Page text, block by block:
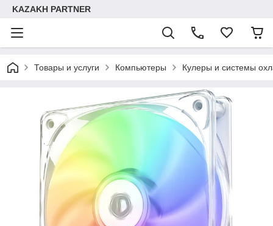
KAZAKH PARTNER
Товары и услуги Компьютеры Кулеры и системы